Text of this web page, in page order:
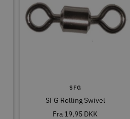
SFG
SFG Rolling Swivel
Tilbudspris
Fra 19,95 DKK